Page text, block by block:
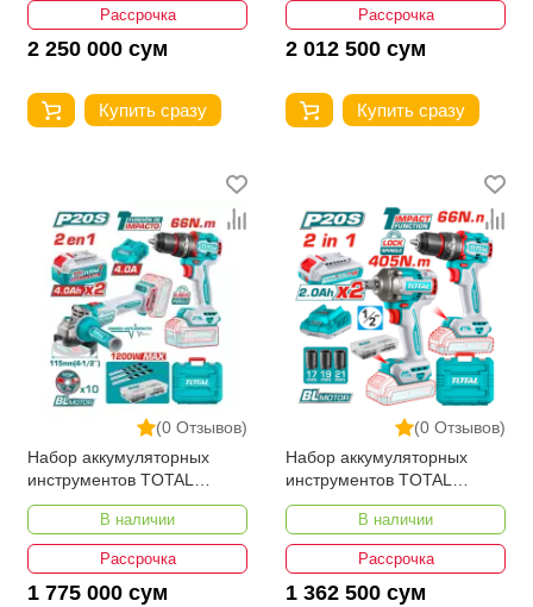
Рассрочка
2 250 000 сум
Купить сразу
Рассрочка
2 012 500 сум
Купить сразу
(0 Отзывов)
Набор аккумуляторных
инструментов TOTAL
TCKLI20256
В наличии
Рассрочка
1 775 000 сум
(0 Отзывов)
Набор аккумуляторных
инструментов TOTAL
TCKLI20286
В наличии
Рассрочка
1 362 500 сум